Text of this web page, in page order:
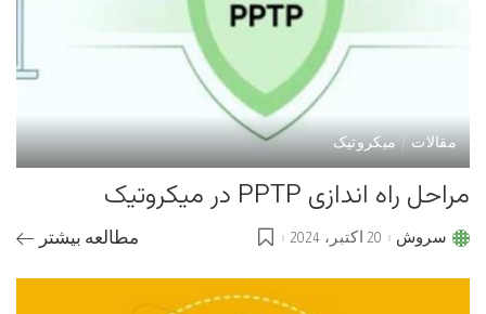
مقالات میکروتیک
مراحل راه اندازی PPTP در میکروتیک
Postedسروش 20 اکتبر، 2024 مطالعه بیشتر